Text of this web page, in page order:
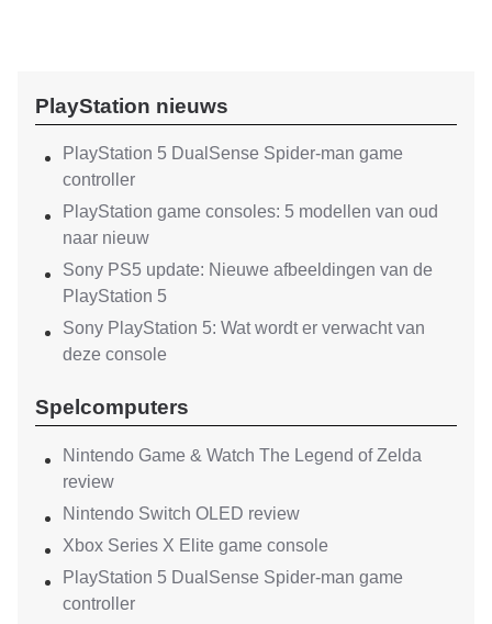
PlayStation nieuws
PlayStation 5 DualSense Spider-man game
controller
PlayStation game consoles: 5 modellen van oud
naar nieuw
Sony PS5 update: Nieuwe afbeeldingen van de
PlayStation 5
Sony PlayStation 5: Wat wordt er verwacht van
deze console
Spelcomputers
Nintendo Game & Watch The Legend of Zelda
review
Nintendo Switch OLED review
Xbox Series X Elite game console
PlayStation 5 DualSense Spider-man game
controller